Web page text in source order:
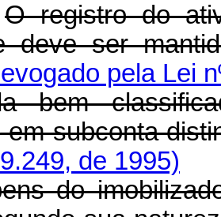
O registro do
deve ser
pela Lei
bem
em subconta
de 1995)
do